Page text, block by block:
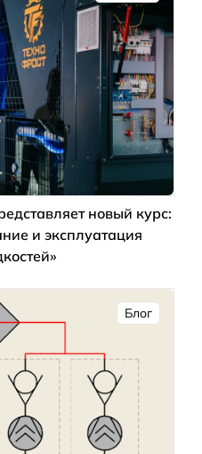
новый курс:
и эксплуатация
Блог